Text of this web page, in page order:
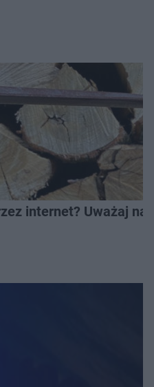
internet? Uważaj na